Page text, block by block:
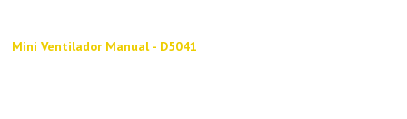
Mini Ventilador Manual - D5041